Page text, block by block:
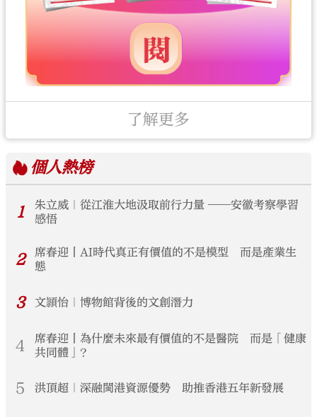
了解更多
個人熱榜
1
朱立威｜從江淮大地汲取前行力量 ——安徽考察學習
感悟
2
席春迎丨AI時代真正有價值的不是模型 而是產業生
態
3 文頴怡｜博物館背後的文創潛力
4
席春迎丨為什麼未來最有價值的不是醫院 而是「健康
共同體」？
5 洪頂超｜深融閩港資源優勢 助推香港五年新發展